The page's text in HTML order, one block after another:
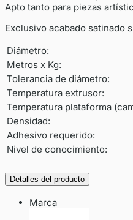
Apto tanto para piezas
Exclusivo acabado satinado
Diámetro:
Metros x Kg:
Tolerancia de diámetro:
Temperatura extrusor:
Temperatura plataforma
Densidad:
Adhesivo requerido:
Nivel de conocimiento:
Detalles del producto
Marca